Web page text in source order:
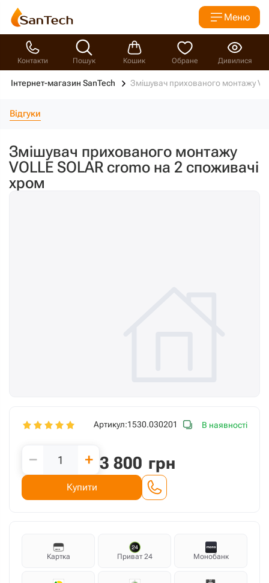
Меню
Контакти Пошук Кошик Обране Дивилися
Інтернет-магазин SanTech Змішувач прихованого монтажу
Відгуки
Змішувач прихованого монтажу
VOLLE SOLAR cromo на 2 споживачі
хром
Артикул:1530.030201 В наявності
− + 3 800 грн
Купити
Картка Приват 24 Монобанк